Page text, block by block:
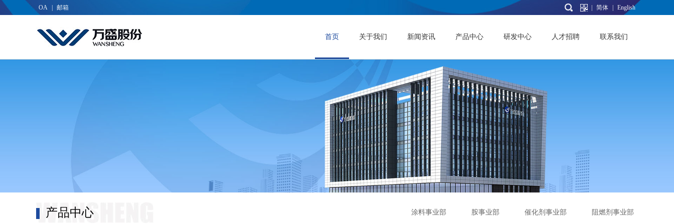
简体 English
OA 邮箱
首页 关于我们 新闻资讯 产品中心 研发中心 人才招聘 联系我们
涂料事业部 胺事业部 催化剂事业部 阻燃剂事业部
产品中心